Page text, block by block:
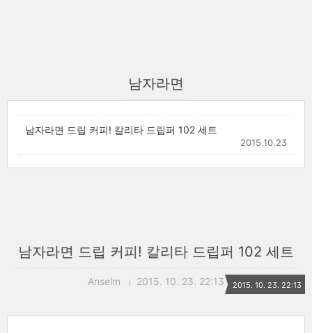
남자라면
남자라면 드립 커피! 칼리타 드립퍼 102 세트
2015.10.23
남자라면 드립 커피! 칼리타 드립퍼 102 세트
Anselm 2015. 10. 23. 22:13 2015. 10. 23. 22:13